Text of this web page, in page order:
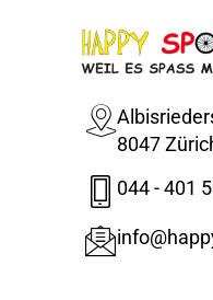
8047
044 - 401